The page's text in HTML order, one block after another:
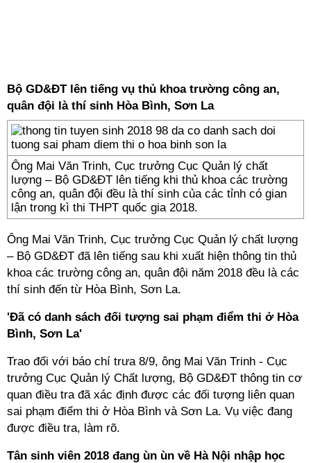
Bộ GD&ĐT lên tiếng vụ thủ khoa trường công an,
quân đội là thí sinh Hòa Bình, Sơn La
Ông Mai Văn Trinh, Cục trưởng Cục Quản lý chất
lượng – Bộ GD&ĐT lên tiếng khi thủ khoa các trường
công an, quân đội đều là thí sinh của các tỉnh có gian
lận trong kì thi THPT quốc gia 2018.
Ông Mai Văn Trinh, Cục trưởng Cục Quản lý chất lượng
– Bộ GD&ĐT đã lên tiếng sau khi xuất hiện thông tin thủ
khoa các trường công an, quân đội năm 2018 đều là các
thí sinh đến từ Hòa Bình, Sơn La.
'Đã có danh sách đối tượng sai phạm điểm thi ở Hòa
Bình, Sơn La'
Trao đổi với báo chí trưa 8/9, ông Mai Văn Trinh - Cục
trưởng Cục Quản lý Chất lượng, Bộ GD&ĐT thông tin cơ
quan điều tra đã xác định được các đối tượng liên quan
sai phạm điểm thi ở Hòa Bình và Sơn La. Vụ việc đang
được điều tra, làm rõ.
Tân sinh viên 2018 đang ùn ùn về Hà Nội nhập học